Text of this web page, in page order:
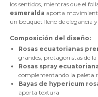
los sentidos, mientras que el
esmeralda aporta
un bouquet lleno de elegancia
Composición del diseño:
Rosas ecuatorianas
grandes, protagonistas de
Rosas spray
complementando la paleta
Bayas de hypericum
aporta textura